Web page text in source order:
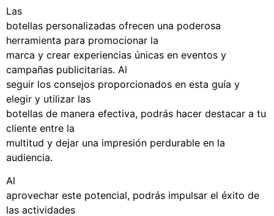
Las
botellas personalizadas ofrecen una poderosa
herramienta para promocionar la
marca y crear experiencias únicas en eventos y
campañas publicitarias. Al
seguir los consejos proporcionados en esta guía y
elegir y utilizar las
botellas de manera efectiva, podrás hacer destacar a tu
cliente entre la
multitud y dejar una impresión perdurable en la
audiencia.
Al
aprovechar este potencial, podrás impulsar el éxito de
las actividades